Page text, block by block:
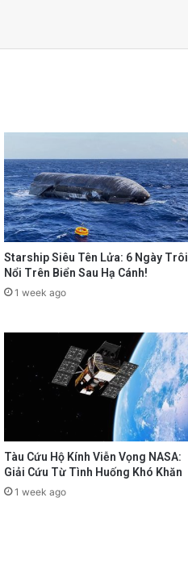
Starship Siêu Tên Lửa: 6 Ngày Trôi
Nổi Trên Biển Sau Hạ Cánh!
1 week ago
Tàu Cứu Hộ Kính Viễn Vọng NASA:
Giải Cứu Từ Tình Huống Khó Khăn
1 week ago